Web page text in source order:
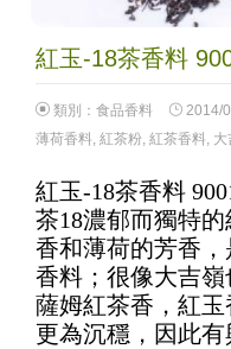
紅玉-18茶香料
類別： 食品香料 2014/
薄荷香料, 紅茶粉, 紅茶香料, 大
紅玉-18茶香料
茶18濃郁而獨特
香和薄荷的芳香
香料；很像大吉
薩姆紅茶香，紅玉
更為沉穩，因此有